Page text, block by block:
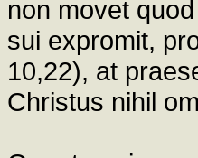
non movet
sui expromit,
10,22), at
Christus nihil